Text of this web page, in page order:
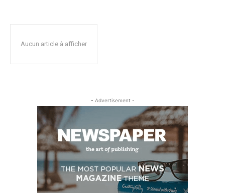
Aucun article à afficher
- Advertisement -